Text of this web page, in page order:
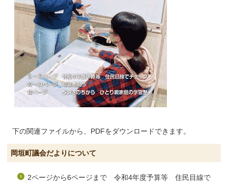
下の関連ファイルから、PDFをダウンロードできます。
岡垣町議会だよりについて
2ページから6ページまで 令和4年度予算等 住民目線で